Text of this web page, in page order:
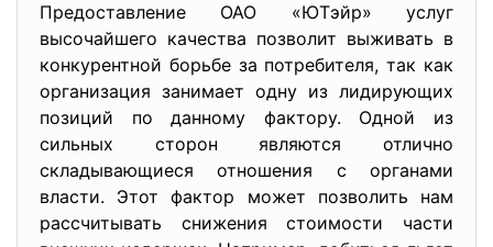
Предоставление ОАО «ЮТэйр» услуг
высочайшего качества позволит выживать в
конкурентной борьбе за потребителя, так как
организация занимает одну из лидирующих
позиций по данному фактору. Одной из
сильных сторон являются отлично
складывающиеся отношения с органами
власти. Этот фактор может позволить нам
рассчитывать снижения стоимости части